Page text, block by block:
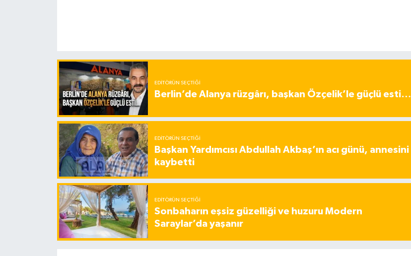
EDITÖRÜN SEÇTIĞI
Berlin’de Alanya rüzgârı, başkan Özçelik’le güçlü esti…
EDITÖRÜN SEÇTIĞI
Başkan Yardımcısı Abdullah Akbaş’ın acı günü, annesini
kaybetti
EDITÖRÜN SEÇTIĞI
Sonbaharın eşsiz güzelliği ve huzuru Modern
Saraylar’da yaşanır